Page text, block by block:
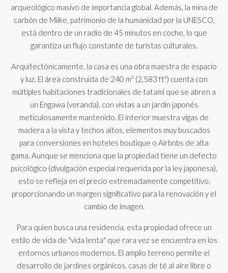
arqueológico masivo de importancia global. Además, la mina de
carbón de Miike, patrimonio de la humanidad por la UNESCO,
está dentro de un radio de 45 minutos en coche, lo que
garantiza un flujo constante de turistas culturales.
Arquitectónicamente, la casa es una obra maestra de espacio
y luz. El área construida de 240 m² (2,583 ft²) cuenta con
múltiples habitaciones tradicionales de tatami que se abren a
un Engawa (veranda), con vistas a un jardín japonés
meticulosamente mantenido. El interior muestra vigas de
madera a la vista y techos altos, elementos muy buscados
para conversiones en hoteles boutique o Airbnbs de alta
gama. Aunque se menciona que la propiedad tiene un defecto
psicológico (divulgación especial requerida por la ley japonesa),
esto se refleja en el precio extremadamente competitivo,
proporcionando un margen significativo para la renovación y el
cambio de imagen.
Para quien busca una residencia, esta propiedad ofrece un
estilo de vida de "vida lenta" que rara vez se encuentra en los
entornos urbanos modernos. El amplio terreno permite el
desarrollo de jardines orgánicos, casas de té al aire libre o